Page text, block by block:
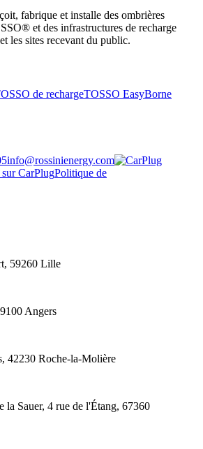
fabrique et installe des ombrières
et des infrastructures de recharge
les sites recevant du public.
de rechargeTOSSO EasyBorne
info@rossinienergy.com
CarPlugPolitique de
59260 Lille
Angers
42230 Roche-la-Molière
la Sauer, 4 rue de l'Étang, 67360